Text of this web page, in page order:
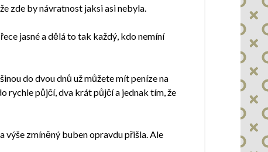
zde by návratnost jaksi asi nebyla.
jasné a dělá to tak každý, kdo nemíní
do dvou dnů už můžete mít peníze na
rychle půjčí, dva krát půjčí a jednak tím, že
výše zmíněný buben opravdu přišla. Ale